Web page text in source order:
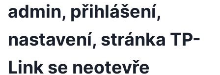
admin, přihlášení,
nastavení, stránka TP-
Link se neotevře